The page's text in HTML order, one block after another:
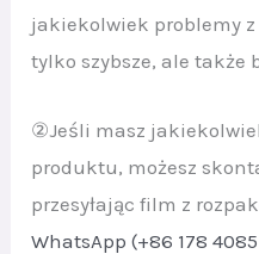
jakiekolwiek problemy
tylko szybsze, ale także
②Jeśli masz
produktu, możesz
przesyłając film z
WhatsApp (+86 178